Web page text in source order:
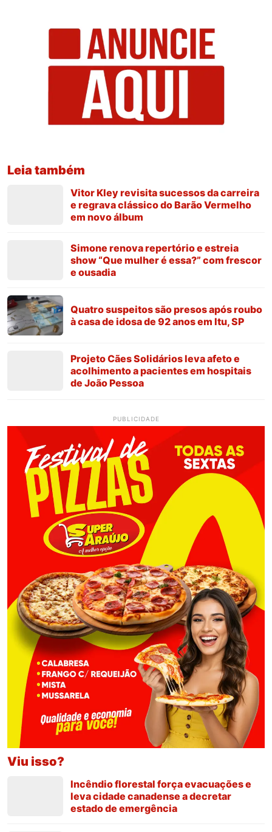
Leia também
Vitor Kley revisita sucessos da carreira
e regrava clássico do Barão Vermelho
em novo álbum
Simone renova repertório e estreia
show “Que mulher é essa?” com frescor
e ousadia
Quatro suspeitos são presos após roubo
à casa de idosa de 92 anos em Itu, SP
Projeto Cães Solidários leva afeto e
acolhimento a pacientes em hospitais
de João Pessoa
PUBLICIDADE
Viu isso?
Incêndio florestal força evacuações e
leva cidade canadense a decretar
estado de emergência